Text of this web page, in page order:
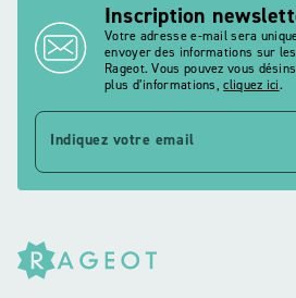
Inscription
Votre adresse e-mail sera
envoyer des informations sur
Rageot. Vous pouvez vous
plus d’informations,cliquez ici.
Indiquez votre email